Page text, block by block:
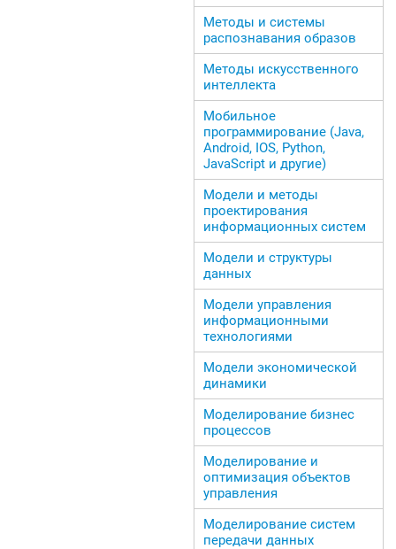
Методы и системы
распознавания образов
Методы искусственного
интеллекта
Мобильное
программирование (Java,
Android, IOS, Python,
JavaScript и другие)
Модели и методы
проектирования
информационных систем
Модели и структуры
данных
Модели управления
информационными
технологиями
Модели экономической
динамики
Моделирование бизнес
процессов
Моделирование и
оптимизация объектов
управления
Моделирование систем
передачи данных